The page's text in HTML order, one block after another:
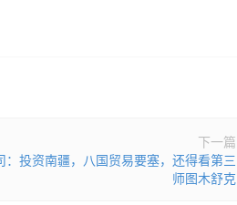
下一篇
投资南疆，八国贸易要塞，还得看第三
师图木舒克